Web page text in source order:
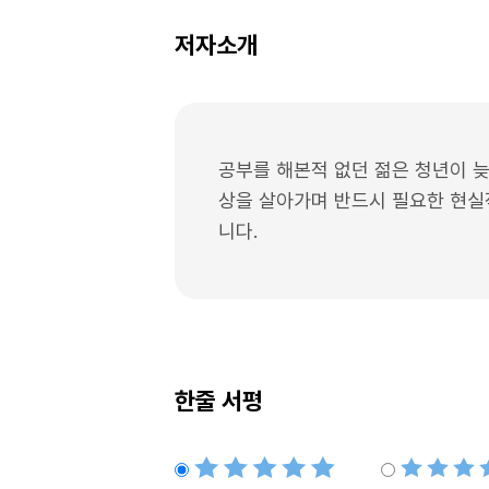
저자소개
공부를 해본적 없던 젊은 청년이
상을 살아가며 반드시 필요한 현
니다.
한줄 서평
별점5개 별점4개